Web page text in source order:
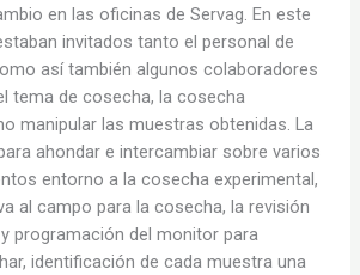
en las oficinas de Servag. En este
invitados tanto el personal de
así también algunos colaboradores
tema de cosecha, la cosecha
manipular las muestras obtenidas. La
ahondar e intercambiar sobre varios
entorno a la cosecha experimental,
al campo para la cosecha, la revisión
programación del monitor para
identificación de cada muestra una